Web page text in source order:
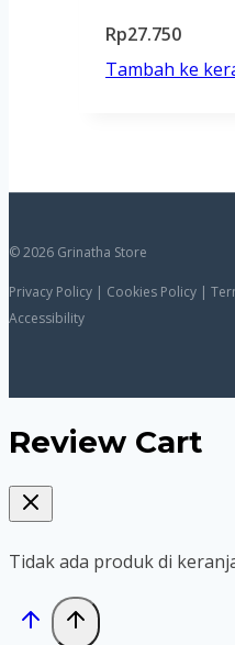
Rp27.750
Tambah ke
© 2026 Grinatha Store
Privacy Policy | Cookies Policy |
Accessibility
Review Cart
Tidak ada produk di